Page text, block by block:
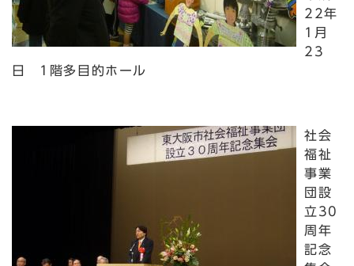
22年
1月
23
日 1階多目的ホール
社会
福祉
事業
団設
立30
周年
記念